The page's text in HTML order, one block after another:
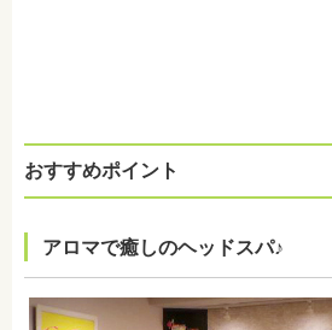
おすすめポイント
アロマで癒しのヘッドスパ♪